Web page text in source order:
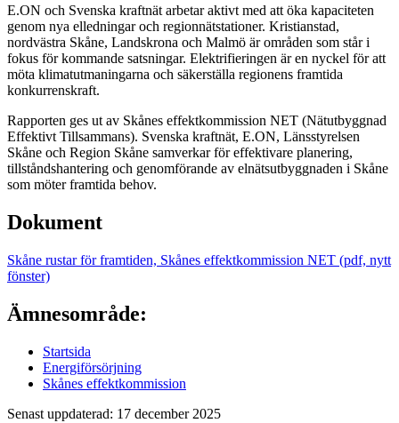
E.ON och Svenska kraftnät arbetar aktivt med att öka kapaciteten
genom nya elledningar och regionnätstationer. Kristianstad,
nordvästra Skåne, Landskrona och Malmö är områden som står i
fokus för kommande satsningar. Elektrifieringen är en nyckel för att
möta klimatutmaningarna och säkerställa regionens framtida
konkurrenskraft.
Rapporten ges ut av Skånes effektkommission NET (Nätutbyggnad
Effektivt Tillsammans). Svenska kraftnät, E.ON, Länsstyrelsen
Skåne och Region Skåne samverkar för effektivare planering,
tillståndshantering och genomförande av elnätsutbyggnaden i Skåne
som möter framtida behov.
Dokument
Skåne rustar för framtiden, Skånes effektkommission NET (pdf, nytt
fönster)
Ämnesområde:
Startsida
Energiförsörjning
Skånes effektkommission
Senast uppdaterad: 17 december 2025